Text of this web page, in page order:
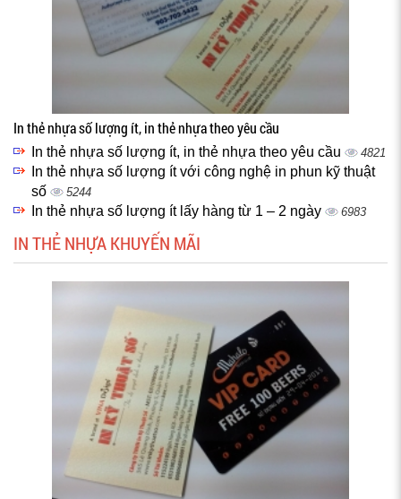
In thẻ nhựa số lượng ít, in thẻ nhựa theo yêu cầu
In thẻ nhựa số lượng ít, in thẻ nhựa theo yêu cầu 4821
In thẻ nhựa số lượng ít với công nghệ in phun kỹ thuật
số
5244
In thẻ nhựa số lượng ít lấy hàng từ 1 – 2 ngày 6983
IN THẺ NHỰA KHUYẾN MÃI